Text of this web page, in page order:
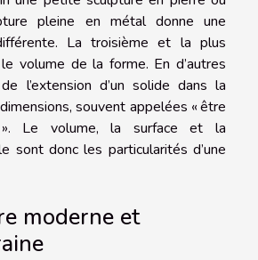
pleine en métal donne une
La troisième et la plus
volume de la forme. En d’autres
l’extension d’un solide dans la
souvent appelées « être
». Le volume, la surface et la
sont donc les particularités d’une
moderne et